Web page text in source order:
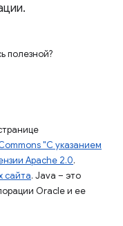
полезной?
"С указанием
Apache 2.0.
сайта. Java – это
Oracle и ее